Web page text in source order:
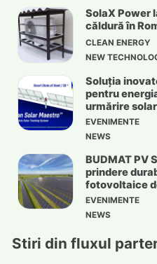
SolaX Power
căldură în
CLEAN ENERGY
NEW
Soluția
pentru
urmărire
EVENIMENTE
NEWS
BUDMAT PV
prindere
fotovoltaice
EVENIMENTE
NEWS
Stiri din fluxul